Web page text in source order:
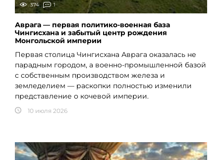
374 1
Аврага — первая политико-военная база
Чингисхана и забытый центр рождения
Монгольской империи
Первая столица Чингисхана Аврага оказалась не
парадным городом, а военно-промышленной базой
с собственным производством железа и
земледелием — раскопки полностью изменили
представление о кочевой империи.
10 июля 2026